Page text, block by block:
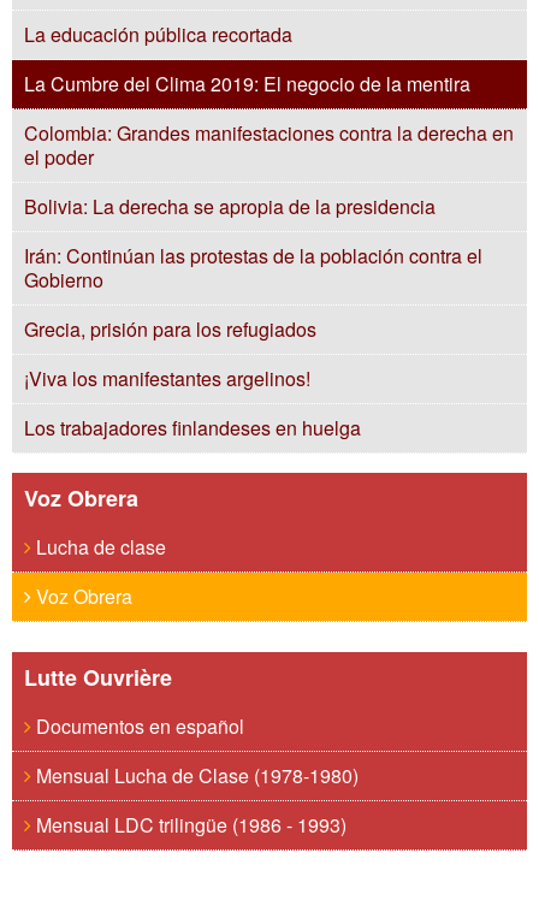
La educación pública recortada
La Cumbre del Clima 2019: El negocio de la mentira
Colombia: Grandes manifestaciones contra la derecha en
el poder
Bolivia: La derecha se apropia de la presidencia
Irán: Continúan las protestas de la población contra el
Gobierno
Grecia, prisión para los refugiados
¡Viva los manifestantes argelinos!
Los trabajadores finlandeses en huelga
Voz Obrera
Lucha de clase
Voz Obrera
Lutte Ouvrière
Documentos en español
Mensual Lucha de Clase (1978-1980)
Mensual LDC trilingüe (1986 - 1993)